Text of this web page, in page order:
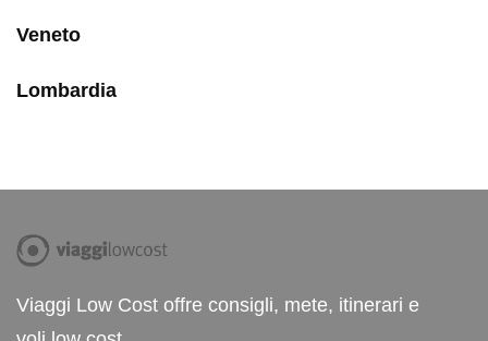
Veneto
Lombardia
Viaggi Low Cost offre consigli, mete, itinerari e